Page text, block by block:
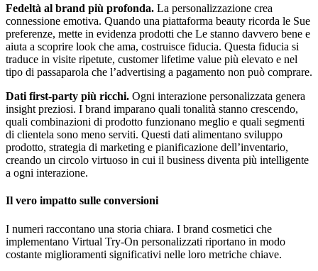
Fedeltà al brand più profonda. La personalizzazione crea
connessione emotiva. Quando una piattaforma beauty ricorda le Sue
preferenze, mette in evidenza prodotti che Le stanno davvero bene e
aiuta a scoprire look che ama, costruisce fiducia. Questa fiducia si
traduce in visite ripetute, customer lifetime value più elevato e nel
tipo di passaparola che l’advertising a pagamento non può comprare.
Dati first-party più ricchi. Ogni interazione personalizzata genera
insight preziosi. I brand imparano quali tonalità stanno crescendo,
quali combinazioni di prodotto funzionano meglio e quali segmenti
di clientela sono meno serviti. Questi dati alimentano sviluppo
prodotto, strategia di marketing e pianificazione dell’inventario,
creando un circolo virtuoso in cui il business diventa più intelligente
a ogni interazione.
Il vero impatto sulle conversioni
I numeri raccontano una storia chiara. I brand cosmetici che
implementano Virtual Try-On personalizzati riportano in modo
costante miglioramenti significativi nelle loro metriche chiave.